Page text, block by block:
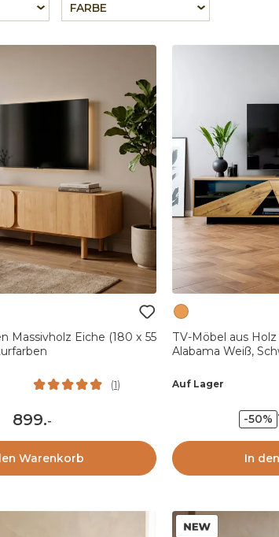
FARBE
Massivholz Eiche (180 x 55
(1)
899.-
Warenkorb
TV-Möbel aus
Alabama Weiß,
Auf Lager
-50%
In